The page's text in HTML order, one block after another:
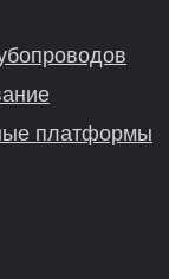
платформы